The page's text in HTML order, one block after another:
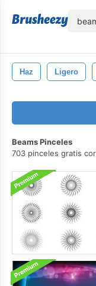
Haz Ligero
Beams Pinceles
703 pinceles gratis